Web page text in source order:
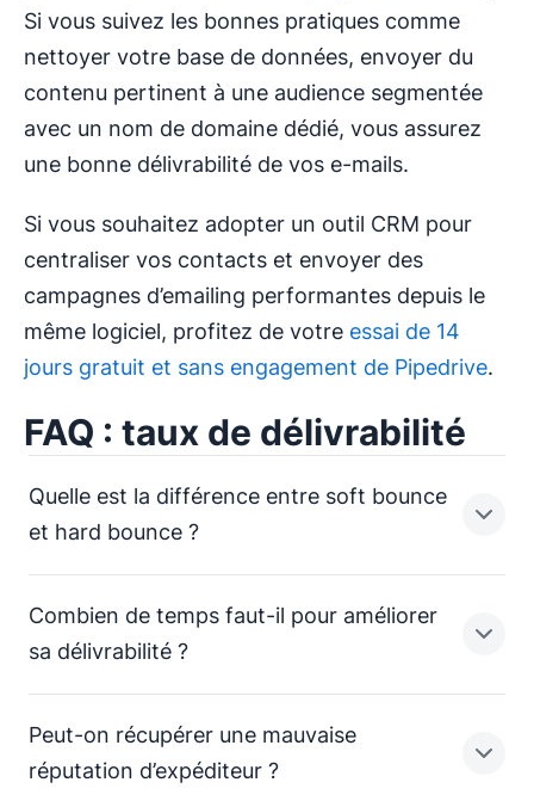
Si vous suivez les bonnes pratiques comme
nettoyer votre base de données, envoyer du
contenu pertinent à une audience segmentée
avec un nom de domaine dédié, vous assurez
une bonne délivrabilité de vos e-mails.
Si vous souhaitez adopter un outil CRM pour
centraliser vos contacts et envoyer des
campagnes d’emailing performantes depuis le
même logiciel, profitez de votre essai de 14
jours gratuit et sans engagement de Pipedrive.
FAQ : taux de délivrabilité
Quelle est la différence entre soft bounce
et hard bounce ?
Un soft bounce correspond à un refus
dû à un message trop volumineux ou un
manque de stockage dans la messagerie
Combien de temps faut-il pour améliorer
sa délivrabilité ?
Certains protocoles permettent
Peut-on récupérer une mauvaise
réputation d’expéditeur ?